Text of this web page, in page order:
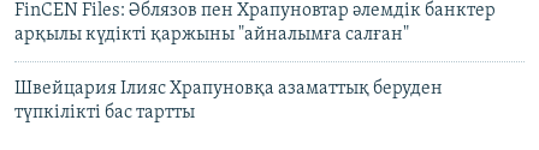
FinCEN Files: Әблязов пен Храпуновтар әлемдік банктер
арқылы күдікті қаржыны "айналымға салған"
Швейцария Ілияс Храпуновқа азаматтық беруден
түпкілікті бас тартты